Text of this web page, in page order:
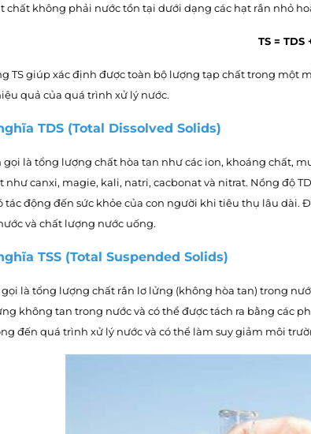
chất không phải nước tồn tại dưới dạng các hạt rắn nhỏ
TS = TDS
TS giúp xác định được toàn bộ lượng tạp chất trong một
quả của quá trình xử lý nước.
TDS (Total Dissolved Solids)
gọi là tổng lượng chất hòa tan như các ion, khoáng chất,
như canxi, magie, kali, natri, cacbonat và nitrat. Nồng độ
tác động đến sức khỏe của con người khi tiêu thụ lâu dài.
và chất lượng nước uống.
TSS (Total Suspended Solids)
gọi là tổng lượng chất rắn lơ lửng (không hòa tan) trong
không tan trong nước và có thể được tách ra bằng các
đến quá trình xử lý nước và có thể làm suy giảm môi